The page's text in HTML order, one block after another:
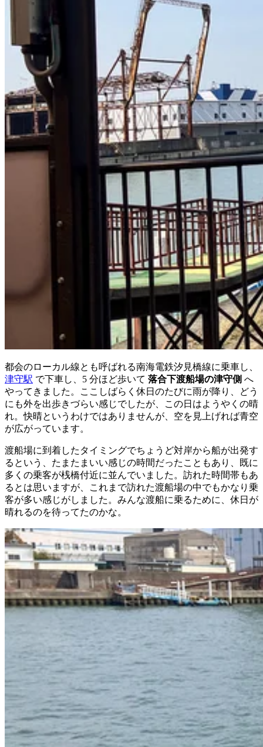
都会のローカル線とも呼ばれる南海電鉄汐見橋線に乗車し、
津守駅 で下車し、5 分ほど歩いて 落合下渡船場の津守側 へ
やってきました。ここしばらく休日のたびに雨が降り、どう
にも外を出歩きづらい感じでしたが、この日はようやくの晴
れ。快晴というわけではありませんが、空を見上げれば青空
が広がっています。
渡船場に到着したタイミングでちょうど対岸から船が出発す
るという、たまたまいい感じの時間だったこともあり、既に
多くの乗客が桟橋付近に並んでいました。訪れた時間帯もあ
るとは思いますが、これまで訪れた渡船場の中でもかなり乗
客が多い感じがしました。みんな渡船に乗るために、休日が
晴れるのを待ってたのかな。